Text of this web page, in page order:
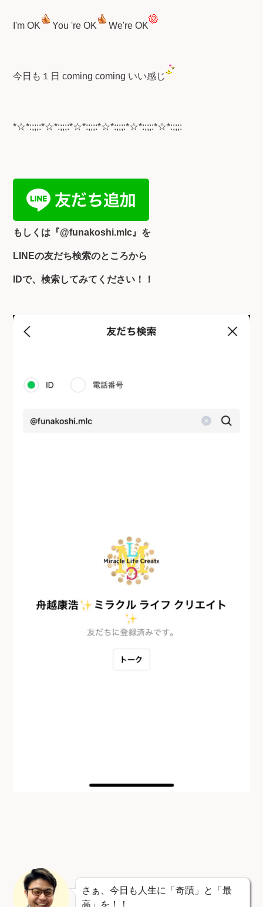
I'm OK You 're OK We're OK
今日も１日 coming coming いい感じ
*☆*:;;;:*☆*:;;;:*☆*:;;;:*☆*:;;;:*☆*:;;;:*☆*:;;;:
もしくは『@funakoshi.mlc』を
LINEの友だち検索のところから
IDで、検索してみてください！！
さぁ、今日も人生に「奇蹟」と「最
高」を！！